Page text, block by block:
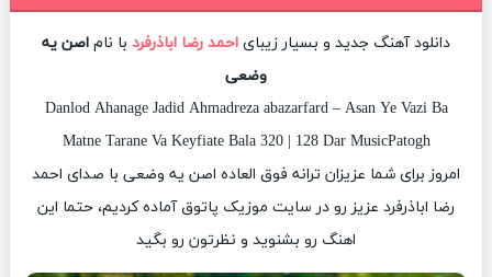
دانلود آهنگ جدید و بسیار زیبای احمد رضا اباذرفرد با نام اصن یه
وضعی
Danlod Ahanage Jadid Ahmadreza abazarfard – Asan Ye Vazi Ba
Matne Tarane Va Keyfiate Bala 320 | 128 Dar MusicPatogh
امروز برای شما عزیزان ترانه فوق العاده اصن یه وضعی با صدای احمد
رضا اباذرفرد عزیز رو در سایت موزیک پاتوق آماده کردیم، حتما این
اهنگ رو بشنوید و نظرتون رو بگید